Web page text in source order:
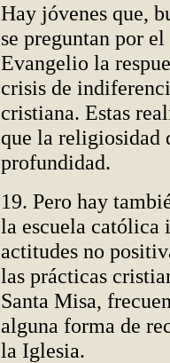
Hay jóvenes que,
se preguntan por
Evangelio la
crisis de
cristiana. Estas
que la religiosidad
profundidad.
19. Pero hay
la escuela católica
actitudes no
las prácticas
Santa Misa,
alguna forma de
la Iglesia.